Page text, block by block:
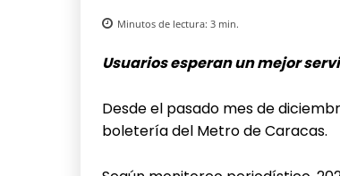
Minutos de lectura: 3 min.
Usuarios esperan un mejor
Desde el pasado mes de
boletería del Metro de Caracas.